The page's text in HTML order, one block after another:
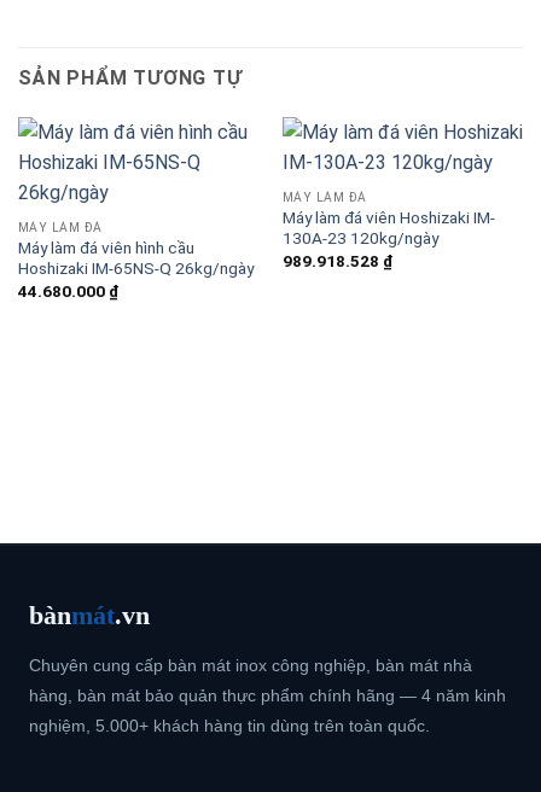
SẢN PHẨM TƯƠNG TỰ
MÁY LÀM ĐÁ
Máy làm đá viên hình cầu
Hoshizaki IM-65NS-Q 26kg/ngày
44.680.000 ₫
MÁY LÀM ĐÁ
Máy làm đá viên Hoshizaki IM-
130A-23 120kg/ngày
989.918.528 ₫
bànmát.vn
Chuyên cung cấp bàn mát inox công nghiệp, bàn mát nhà
hàng, bàn mát bảo quản thực phẩm chính hãng — 4 năm kinh
nghiệm, 5.000+ khách hàng tin dùng trên toàn quốc.